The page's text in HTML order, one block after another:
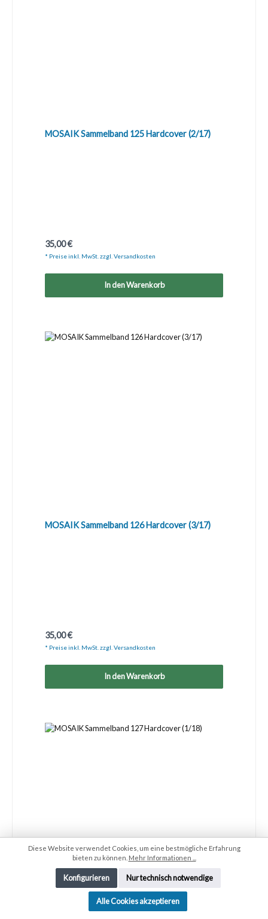
MOSAIK Sammelband 125 Hardcover (2/17)
Regulärer Preis:
35,00 €
* Preise inkl. MwSt. zzgl. Versandkosten
In den Warenkorb
MOSAIK Sammelband 126 Hardcover (3/17)
Regulärer Preis:
35,00 €
* Preise inkl. MwSt. zzgl. Versandkosten
In den Warenkorb
Diese Website verwendet Cookies, um eine bestmögliche Erfahrung
bieten zu können. Mehr Informationen ...
Nur technisch notwendige
Konfigurieren
Alle Cookies akzeptieren